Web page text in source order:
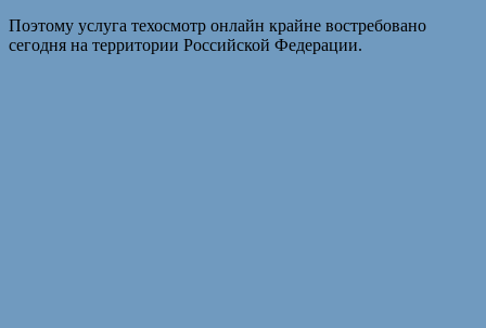
Поэтому услуга техосмотр онлайн крайне востребовано
сегодня на территории Российской Федерации.